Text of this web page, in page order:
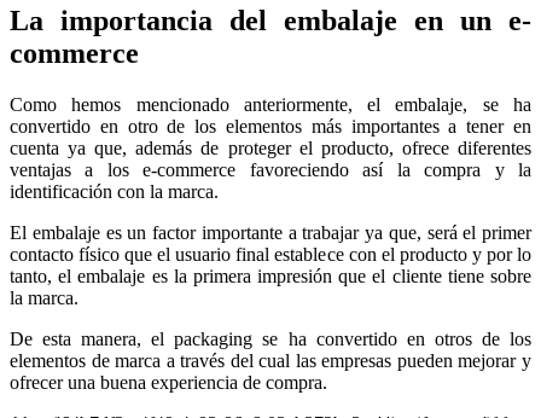
La importancia del embalaje en un e-
commerce
Como hemos mencionado anteriormente, el embalaje, se ha
convertido en otro de los elementos más importantes a tener en
cuenta ya que, además de proteger el producto, ofrece diferentes
ventajas a los e-commerce favoreciendo así la compra y la
identificación con la marca.
El embalaje es un factor importante a trabajar ya que, será el primer
contacto físico que el usuario final establece con el producto y por lo
tanto, el embalaje es la primera impresión que el cliente tiene sobre
la marca.
De esta manera, el packaging se ha convertido en otros de los
elementos de marca a través del cual las empresas pueden mejorar y
ofrecer una buena experiencia de compra.